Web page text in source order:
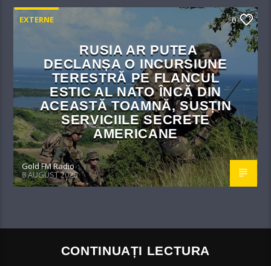
EXTERNE 0
RUSIA AR PUTEA
DECLANȘA O INCURSIUNE
TERESTRĂ PE FLANCUL
ESTIC AL NATO ÎNCĂ DIN
ACEASTĂ TOAMNĂ, SUSȚIN
SERVICIILE SECRETE
AMERICANE
Gold FM Radio
8 AUGUST 2026
CONTINUAȚI LECTURA